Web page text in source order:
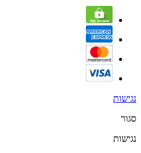
נגישות
סגור
נגישות